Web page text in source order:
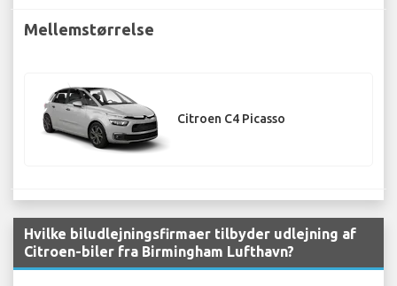
Mellemstørrelse
Citroen C4 Picasso
Hvilke biludlejningsfirmaer tilbyder udlejning af
Citroen-biler fra Birmingham Lufthavn?